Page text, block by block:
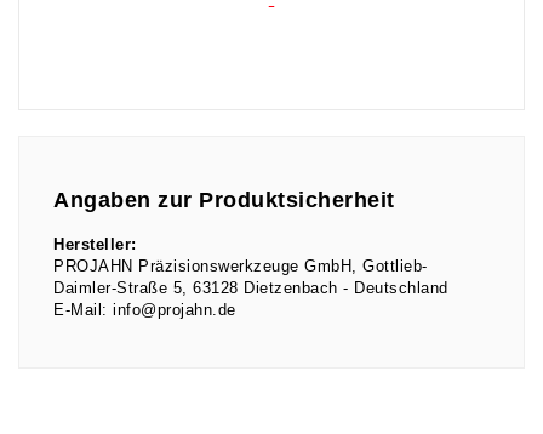
Angaben zur Produktsicherheit
Hersteller:
PROJAHN Präzisionswerkzeuge GmbH
Gottlieb-
Daimler-Straße 5 63128 Dietzenbach
Deutschland
E-Mail: info@projahn.de